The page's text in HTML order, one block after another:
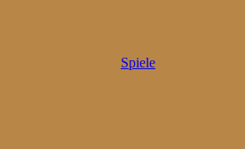
Spiele